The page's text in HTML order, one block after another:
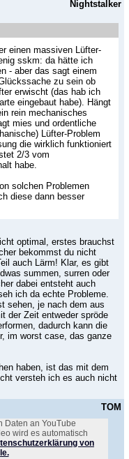
Nightstalker
einen massiven Lüfter-
sskm: da hätte ich
- aber das sagt einem
zu sein ob
erwischt (das hab ich
eingebaut habe). Hängt
rein mechanisches
mies und ordentliche
Lüfter-Problem
die wirklich funktioniert
2/3 vom
habe.
solchen Problemen
diese dann besser
optimal, erstes brauchst
bekommst du nicht
auch Lärm! Klar, es gibt
summen, surren oder
dabei entsteht auch
ich da echte Probleme.
sehen, je nach dem aus
der Zeit entweder spröde
dadurch kann die
im worst case, das ganze
haben, ist das mit dem
versteh ich es auch nicht
TOM
Daten an YouTube
wird es automatisch
von